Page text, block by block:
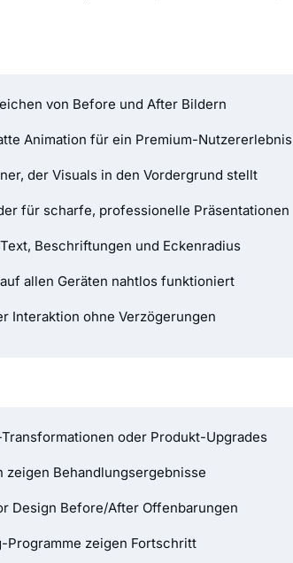
von Before und After Bildern
Animation für ein Premium-Nutzererlebnis
der Visuals in den Vordergrund stellt
für scharfe, professionelle Präsentationen
Beschriftungen und Eckenradius
allen Geräten nahtlos funktioniert
Interaktion ohne Verzögerungen
oder Produkt-Upgrades
Behandlungsergebnisse
Design Before/After Offenbarungen
Programme zeigen Fortschritt